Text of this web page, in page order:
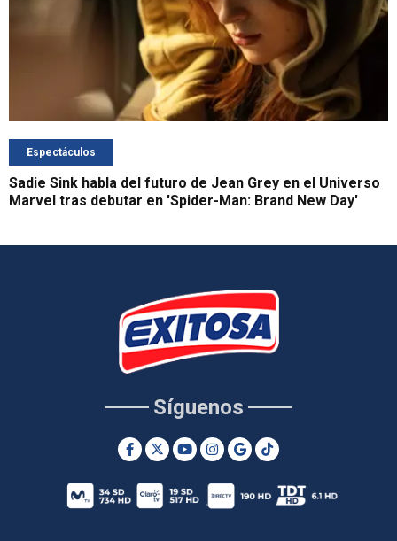
Espectáculos
Sadie Sink habla del futuro de Jean Grey en el Universo
Marvel tras debutar en 'Spider-Man: Brand New Day'
Síguenos